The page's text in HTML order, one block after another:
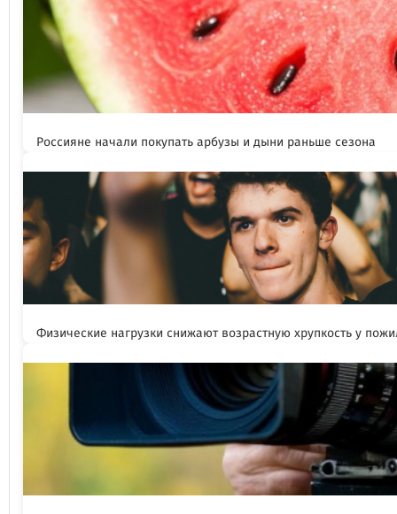
Россияне начали покупать арбузы и дыни раньше сезона
Физические нагрузки снижают возрастную хрупкость у